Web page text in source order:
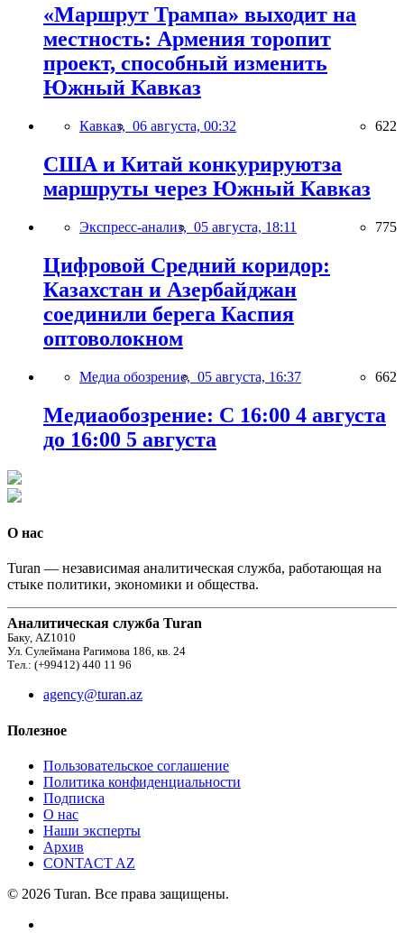
«Маршрут Трампа» выходит на
местность: Армения торопит
проект, способный изменить
Южный Кавказ
Кавказ, 06 августа, 00:32 622
США и Китай конкурируютза
маршруты через Южный Кавказ
Экспресс-анализ, 05 августа, 18:11 775
Цифровой Средний коридор:
Казахстан и Азербайджан
соединили берега Каспия
оптоволокном
Медиа обозрение, 05 августа, 16:37 662
Медиаобозрение: С 16:00 4 августа
до 16:00 5 августа
О нас
Turan — независимая аналитическая служба, работающая на
стыке политики, экономики и общества.
Аналитическая служба Turan
Баку, AZ1010
Ул. Сулеймана Рагимова 186, кв. 24
Тел.: (+99412) 440 11 96
agency@turan.az
Полезное
Пользовательское соглашение
Политика конфиденциальности
Подписка
О нас
Наши эксперты
Архив
CONTACT AZ
© 2026 Turan. Все права защищены.